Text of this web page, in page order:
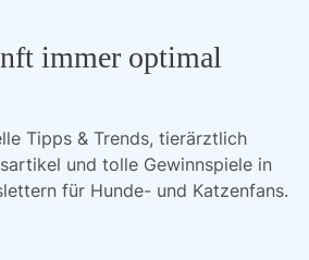
immer optimal
Tipps & Trends, tierärztlich
und tolle Gewinnspiele in
für Hunde- und Katzenfans.